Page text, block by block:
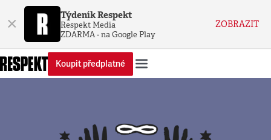
× Týdeník Respekt
Respekt Media
ZDARMA - na Google Play
ZOBRAZIT
Koupit předplatné